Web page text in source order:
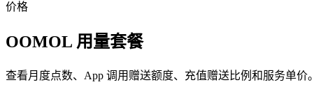
价格
OOMOL 用量套餐
查看月度点数、App 调用赠送额度、充值赠送比例和服务单价。